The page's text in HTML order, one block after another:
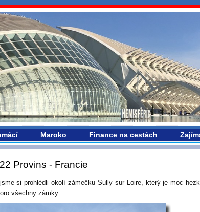
Maroko Finance na cestách
Provins - Francie
si prohlédli okolí zámečku Sully sur Loire, který je moc
všechny zámky.